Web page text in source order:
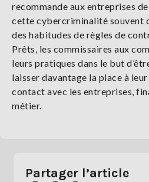
recommande aux entreprises
cette cybercriminalité souvent
des habitudes de règles de
Prêts, les commissaires aux
leurs pratiques dans le but
laisser davantage la place à
contact avec les entreprises,
métier.
Partager l’article